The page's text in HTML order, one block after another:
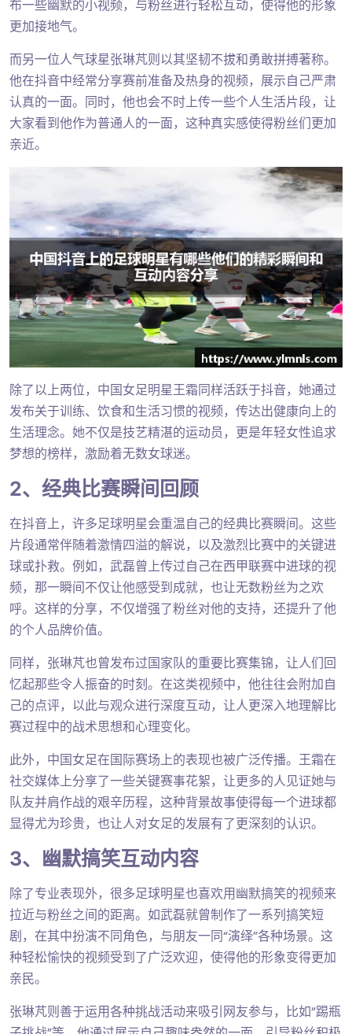
布一些幽默的小视频，与粉丝进行轻松互动，使得他的形象
更加接地气。
而另一位人气球星张琳芃则以其坚韧不拔和勇敢拼搏著称。
他在抖音中经常分享赛前准备及热身的视频，展示自己严肃
认真的一面。同时，他也会不时上传一些个人生活片段，让
大家看到他作为普通人的一面，这种真实感使得粉丝们更加
亲近。
除了以上两位，中国女足明星王霜同样活跃于抖音，她通过
发布关于训练、饮食和生活习惯的视频，传达出健康向上的
生活理念。她不仅是技艺精湛的运动员，更是年轻女性追求
梦想的榜样，激励着无数女球迷。
2、经典比赛瞬间回顾
在抖音上，许多足球明星会重温自己的经典比赛瞬间。这些
片段通常伴随着激情四溢的解说，以及激烈比赛中的关键进
球或扑救。例如，武磊曾上传过自己在西甲联赛中进球的视
频，那一瞬间不仅让他感受到成就，也让无数粉丝为之欢
呼。这样的分享，不仅增强了粉丝对他的支持，还提升了他
的个人品牌价值。
同样，张琳芃也曾发布过国家队的重要比赛集锦，让人们回
忆起那些令人振奋的时刻。在这类视频中，他往往会附加自
己的点评，以此与观众进行深度互动，让人更深入地理解比
赛过程中的战术思想和心理变化。
此外，中国女足在国际赛场上的表现也被广泛传播。王霜在
社交媒体上分享了一些关键赛事花絮，让更多的人见证她与
队友并肩作战的艰辛历程，这种背景故事使得每一个进球都
显得尤为珍贵，也让人对女足的发展有了更深刻的认识。
3、幽默搞笑互动内容
除了专业表现外，很多足球明星也喜欢用幽默搞笑的视频来
拉近与粉丝之间的距离。如武磊就曾制作了一系列搞笑短
剧，在其中扮演不同角色，与朋友一同“演绎”各种场景。这
种轻松愉快的视频受到了广泛欢迎，使得他的形象变得更加
亲民。
张琳芃则善于运用各种挑战活动来吸引网友参与，比如“踢瓶